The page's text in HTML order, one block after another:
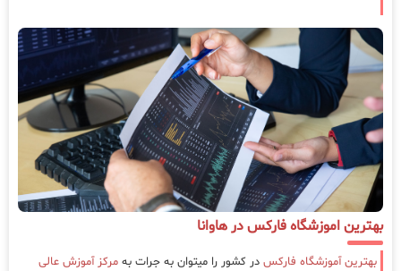
بهترین اموزشگاه فارکس در هاوانا
بهترین آموزشگاه فارکس در کشور را میتوان به جرات به مرکز آموزش عالی